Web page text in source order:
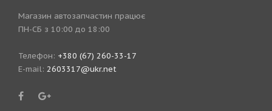
Магазин автозапчастин працює
ПН-СБ з 10:00 до 18:00
Телефон: +380 (67) 260-33-17
E-mail: 2603317@ukr.net